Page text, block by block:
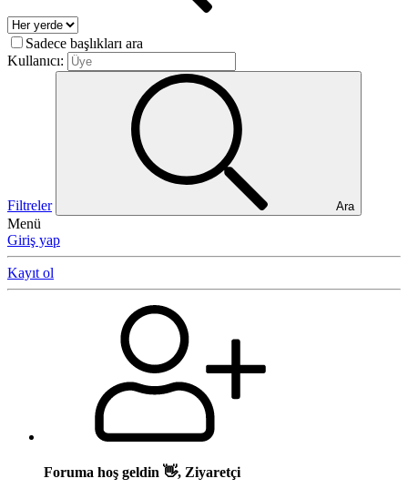
Sadece başlıkları ara
Kullanıcı:
Filtreler Ara
Menü
Giriş yap
Kayıt ol
Foruma hoş geldin 👋, Ziyaretçi